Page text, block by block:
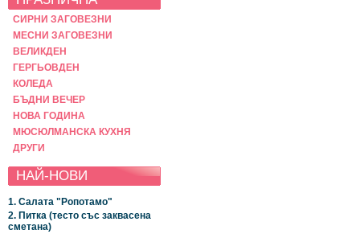
СИРНИ ЗАГОВЕЗНИ
МЕСНИ ЗАГОВЕЗНИ
ВЕЛИКДЕН
ГЕРГЬОВДЕН
КОЛЕДА
БЪДНИ ВЕЧЕР
НОВА ГОДИНА
МЮСЮЛМАНСКА КУХНЯ
ДРУГИ
НАЙ-НОВИ
1. Салата "Ропотамо"
2. Питка (тесто със заквасена
сметана)